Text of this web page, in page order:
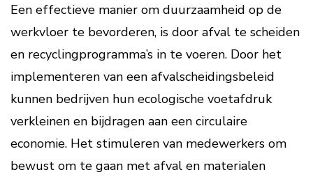
Een effectieve manier om duurzaamheid op de
werkvloer te bevorderen, is door afval te scheiden
en recyclingprogramma’s in te voeren. Door het
implementeren van een afvalscheidingsbeleid
kunnen bedrijven hun ecologische voetafdruk
verkleinen en bijdragen aan een circulaire
economie. Het stimuleren van medewerkers om
bewust om te gaan met afval en materialen